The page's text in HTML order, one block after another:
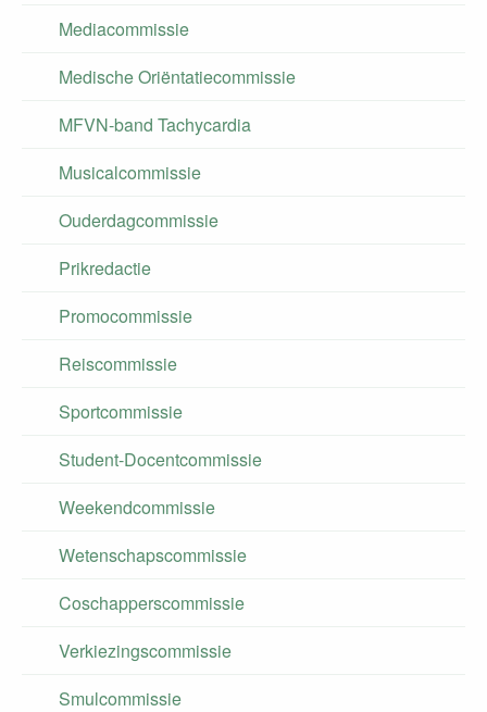
Mediacommissie
Medische Oriëntatiecommissie
MFVN-band Tachycardia
Musicalcommissie
Ouderdagcommissie
Prikredactie
Promocommissie
Reiscommissie
Sportcommissie
Student-Docentcommissie
Weekendcommissie
Wetenschapscommissie
Coschapperscommissie
Verkiezingscommissie
Smulcommissie